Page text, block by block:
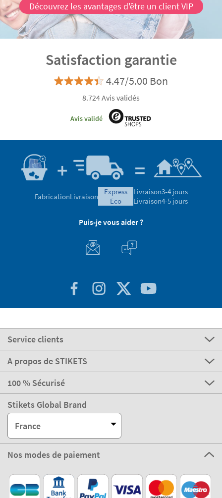
Découvrez les avantages d'être un client VIP
Satisfaction garantie
4.47/5.00 Bon
8.724 Avis validés
Avis validé
FabricationLivraison
express
eco
Livraison3-4 jours
Livraison4-5 jours
Puis-je vous aider ?
Service clients
A propos de STIKETS
100 % Sécurisé
Stikets Global Brand
France
Nos modes de paiement